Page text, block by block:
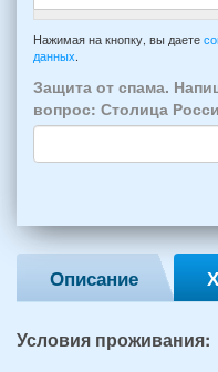
отъезда
из
Феодосии:
*
-
например:
6
человек:
4
взрослых
и
2
детей
(возраст
и
Примечание
Нажимая на кнопку, вы даете
данных.
Защита от спама.
вопрос: Столица
Описание
Условия проживания: